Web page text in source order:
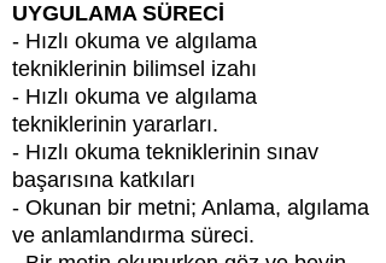
UYGULAMA SÜRECİ
- Hızlı okuma ve algılama
tekniklerinin bilimsel izahı
- Hızlı okuma ve algılama
tekniklerinin yararları.
- Hızlı okuma tekniklerinin sınav
başarısına katkıları
- Okunan bir metni; Anlama, algılama
ve anlamlandırma süreci.